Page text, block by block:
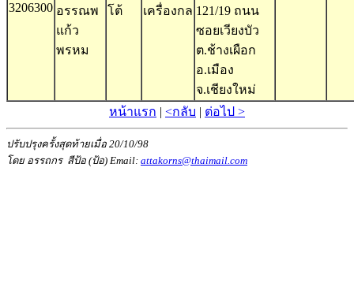
3206300 อรรณพ
แก้ว
พรหม
โต้ เครื่องกล 121/19 ถนน
ซอยเวียงบัว
ต.ช้างเผือก
อ.เมือง
จ.เชียงใหม่
หน้าแรก | <กลับ | ต่อไป >
ปรับปรุงครั้งสุดท้ายเมื่อ 20/10/98
โดย อรรถกร สีป้อ (ป้อ) Email: attakorns@thaimail.com